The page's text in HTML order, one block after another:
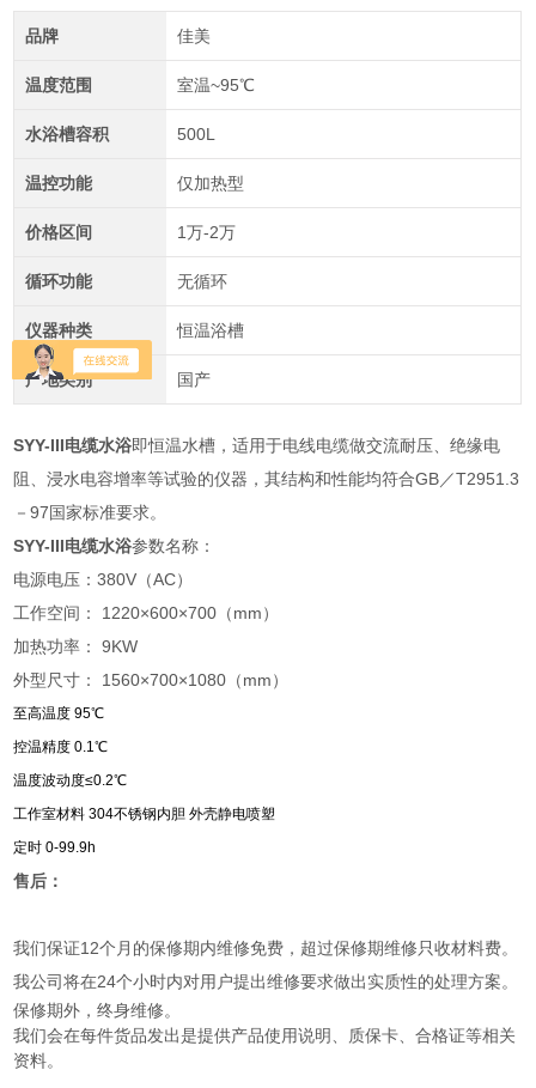
品牌 佳美
温度范围 室温~95℃
水浴槽容积 500L
温控功能 仅加热型
价格区间 1万-2万
循环功能 无循环
仪器种类 恒温浴槽
产地类别 国产
SYY-III电缆水浴即恒温水槽，适用于电线电缆做交流耐压、绝缘电
阻、浸水电容增率等试验的仪器，其结构和性能均符合GB／T2951.3
－97国家标准要求。
SYY-III电缆水浴参数名称：
电源电压：380V（AC）
工作空间： 1220×600×700（mm）
加热功率： 9KW
外型尺寸： 1560×700×1080（mm）
至高温度 95℃
控温精度 0.1℃
温度波动度≤0.2℃
工作室材料 304不锈钢内胆 外壳静电喷塑
定时 0-99.9h
售后：
我们保证12个月的保修期内维修免费，超过保修期维修只收材料费。
我公司将在24个小时内对用户提出维修要求做出实质性的处理方案。
保修期外，终身维修。
我们会在每件货品发出是提供产品使用说明、质保卡、合格证等相关
资料。